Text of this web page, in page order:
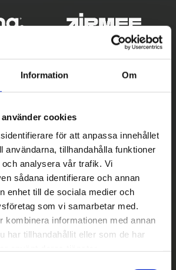
Information Om
cookies
för att anpassa innehållet
användarna, tillhandahålla funktioner
analysera vår trafik. Vi
sådana identifierare och annan
enhet till de sociala medier och
som vi samarbetar med.
kombinera informationen med annan
har tillhandahållit eller som de har
Betala säkert
|| Välj ||
Snabba leveranser
||
Eller ||
lagret med/utan montering